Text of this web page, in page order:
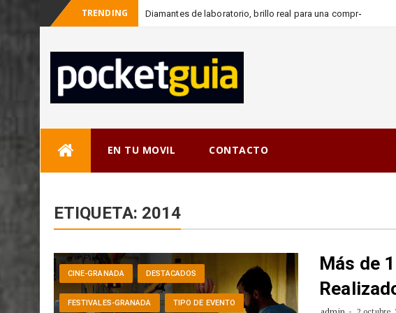
TRENDING Diamantes de laboratorio, brillo real para una compra más
EN TU MOVIL CONTACTO
ETIQUETA: 2014
CINE-GRANADA DESTACADOS
FESTIVALES-GRANADA TIPO DE EVENTO
Más de